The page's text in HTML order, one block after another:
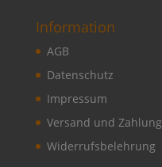
Information
AGB
Datenschutz
Impressum
Versand und Zahlung
Widerrufsbelehrung